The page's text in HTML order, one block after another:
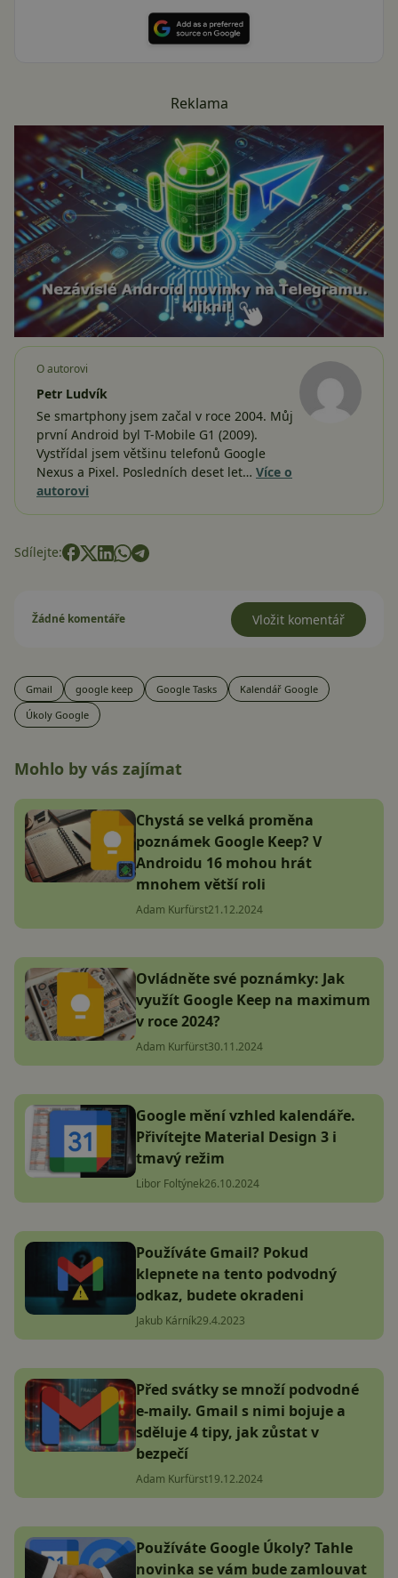
Reklama
O autorovi
Petr Ludvík
Se smartphony jsem začal v roce 2004. Můj
první Android byl T-Mobile G1 (2009).
Vystřídal jsem většinu telefonů Google
Nexus a Pixel. Posledních deset let… Více o
autorovi
Sdílejte:
Žádné komentáře Vložit komentář
Gmail google keep Google Tasks
Kalendář Google
Úkoly Google
Mohlo by vás zajímat
Chystá se velká proměna
poznámek Google Keep? V
Androidu 16 mohou hrát
mnohem větší roli
Adam Kurfürst21.12.2024
Ovládněte své poznámky: Jak
využít Google Keep na maximum
v roce 2024?
Adam Kurfürst30.11.2024
Google mění vzhled kalendáře.
Přivítejte Material Design 3 i
tmavý režim
Libor Foltýnek26.10.2024
Používáte Gmail? Pokud
klepnete na tento podvodný
odkaz, budete okradeni
Jakub Kárník29.4.2023
Před svátky se množí podvodné
e-maily. Gmail s nimi bojuje a
sděluje 4 tipy, jak zůstat v
bezpečí
Adam Kurfürst19.12.2024
Používáte Google Úkoly? Tahle
novinka se vám bude zamlouvat